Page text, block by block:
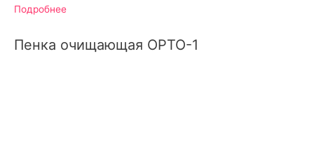
Подробнее
Пенка очищающая ОРТО-1